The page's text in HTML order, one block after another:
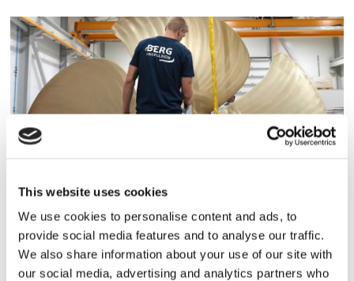
This website uses cookies
We use cookies to personalise content and ads, to
provide social media features and to analyse our traffic.
We also share information about your use of our site with
our social media, advertising and analytics partners who
Storaffären: Kongsberg
Maritime köper Berg
Propulsion